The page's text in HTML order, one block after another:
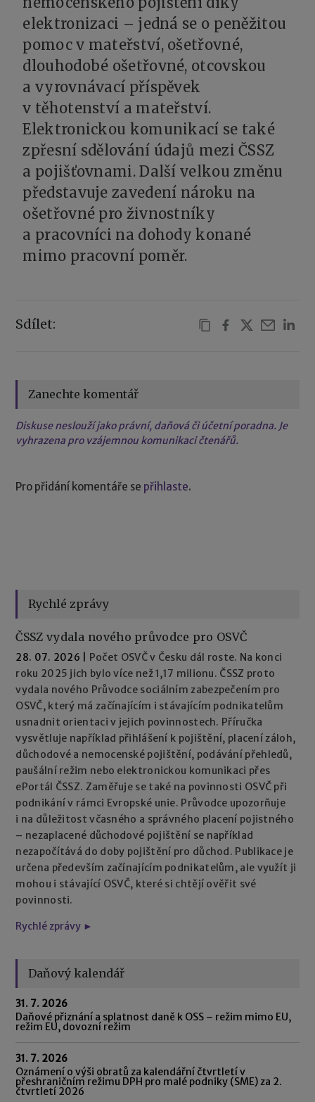
elektronizaci – jedná se o peněžitou
pomoc v mateřství, ošetřovné,
dlouhodobé ošetřovné, otcovskou
a vyrovnávací příspěvek
v těhotenství a mateřství.
Elektronickou komunikací se také
zpřesní sdělování údajů mezi ČSSZ
a pojišťovnami. Další velkou změnu
představuje zavedení nároku na
ošetřovné pro živnostníky
a pracovníci na dohody konané
mimo pracovní poměr.
Sdílet:
Zanechte komentář
Diskuse neslouží jako právní, daňová či účetní poradna. Je
vyhrazena pro vzájemnou komunikaci čtenářů.
Pro přidání komentáře se přihlaste.
Rychlé zprávy
ČSSZ vydala nového průvodce pro OSVČ
28. 07. 2026
Počet OSVČ v Česku dál roste. Na konci
roku 2025 jich bylo více než 1,17 milionu. ČSSZ proto
vydala nového Průvodce sociálním zabezpečením pro
OSVČ, který má začínajícím i stávajícím podnikatelům
usnadnit orientaci v jejich povinnostech. Příručka
vysvětluje například přihlášení k pojištění, placení záloh,
důchodové a nemocenské pojištění, podávání přehledů,
paušální režim nebo elektronickou komunikaci přes
ePortál ČSSZ. Zaměřuje se také na povinnosti OSVČ při
podnikání v rámci Evropské unie. Průvodce upozorňuje
i na důležitost včasného a správného placení pojistného
– nezaplacené důchodové pojištění se například
nezapočítává do doby pojištění pro důchod. Publikace je
určena především začínajícím podnikatelům, ale využít ji
mohou i stávající OSVČ, které si chtějí ověřit své
povinnosti.
Rychlé zprávy ►
Daňový kalendář
31. 7. 2026
Daňové přiznání a splatnost daně k OSS – režim mimo EU,
režim EU, dovozní režim
31. 7. 2026
Oznámení o výši obratů za kalendářní čtvrtletí v
přeshraničním režimu DPH pro malé podniky (SME) za 2.
čtvrtletí 2026